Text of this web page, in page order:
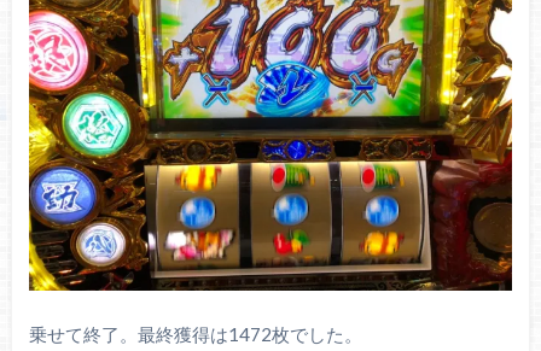
乗せて終了。最終獲得は1472枚でした。